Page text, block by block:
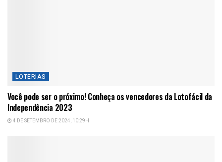
LOTERIAS
Você pode ser o próximo! Conheça os vencedores da Lotofácil da
Independência 2023
4 DE SETEMBRO DE 2024, 10:29H